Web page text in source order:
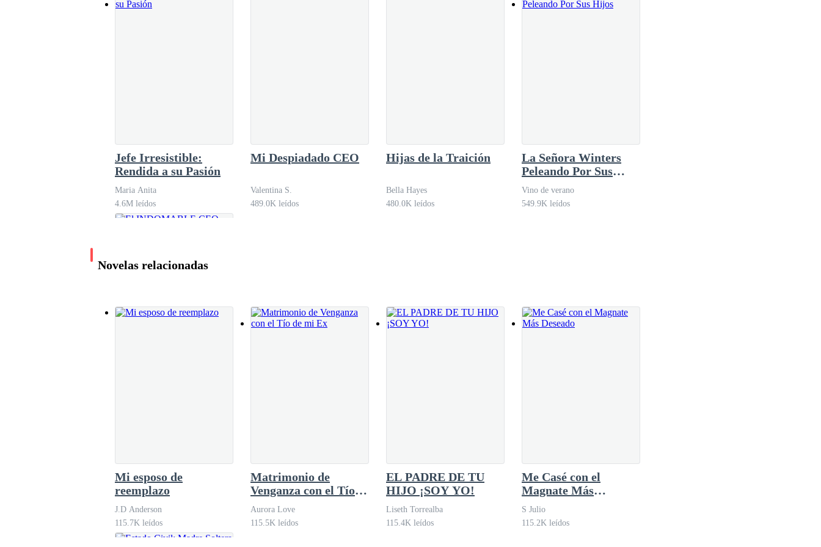
Jefe Irresistible:
Rendida a su Pasión
Maria Anita
4.6M leídos
Mi Despiadado CEO
Valentina S.
489.0K leídos
Hijas de la Traición
Bella Hayes
480.0K leídos
La Señora Winters
Peleando Por Sus
Hijos
Vino de verano
549.9K leídos
Novelas relacionadas
Mi esposo de
reemplazo
J.D Anderson
115.7K leídos
Matrimonio de
Venganza con el Tío
de mi Ex
Aurora Love
115.5K leídos
EL PADRE DE TU
HIJO ¡SOY YO!
Liseth Torrealba
115.4K leídos
Me Casé con el
Magnate Más
Deseado
S Julio
115.2K leídos